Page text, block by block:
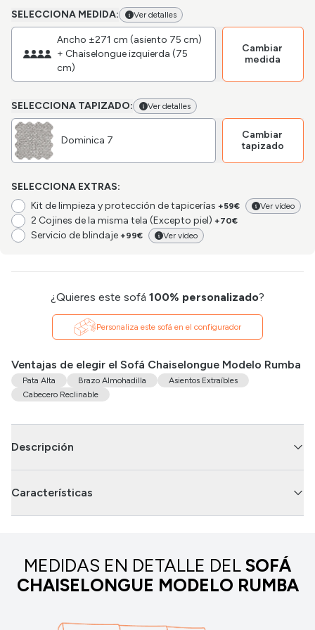
SELECCIONA MEDIDA: Ver detalles
Ancho ±271 cm (asiento 75 cm)
+ Chaiselongue izquierda (75
cm)
Cambiar
medida
SELECCIONA TAPIZADO: Ver detalles
Dominica 7
Cambiar
tapizado
SELECCIONA EXTRAS:
Kit de limpieza y protección de tapicerías +59€ Ver vídeo
2 Cojines de la misma tela (Excepto piel) +70€
Servicio de blindaje +99€ Ver vídeo
¿Quieres este sofá 100% personalizado?
Personaliza este sofá en el configurador
Ventajas de elegir el Sofá Chaiselongue Modelo Rumba
Pata Alta Brazo Almohadilla
Asientos Extraíbles
Cabecero Reclinable
Descripción
Características
MEDIDAS EN DETALLE DEL SOFÁ
CHAISELONGUE MODELO RUMBA